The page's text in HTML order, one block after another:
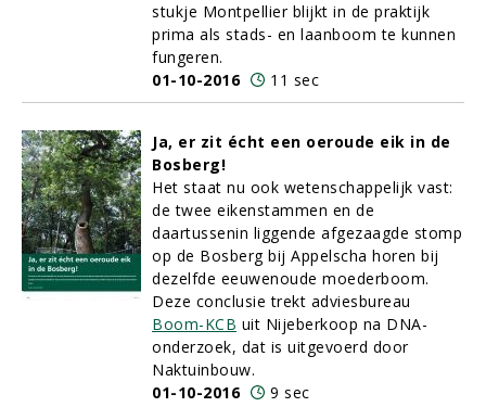
stukje Montpellier blijkt in de praktijk
prima als stads- en laanboom te kunnen
fungeren.
01-10-2016
11 sec
Ja, er zit écht een oeroude eik in de
Bosberg!
Het staat nu ook wetenschappelijk vast:
de twee eikenstammen en de
daartussenin liggende afgezaagde stomp
op de Bosberg bij Appelscha horen bij
dezelfde eeuwenoude moederboom.
Deze conclusie trekt adviesbureau
Boom-KCB uit Nijeberkoop na DNA-
onderzoek, dat is uitgevoerd door
Naktuinbouw.
01-10-2016
9 sec